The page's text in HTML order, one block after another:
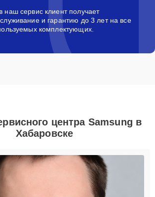
сервис клиент получает
и гарантию до 3 лет на все
комплектующих.
центра Samsung в
Хабаровске